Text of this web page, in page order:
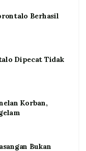
Berhasil
Dipecat Tidak
Korban,
Bukan